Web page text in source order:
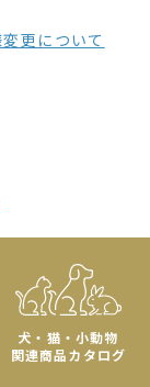
更について
犬・猫・小動物
関連商品カタログ